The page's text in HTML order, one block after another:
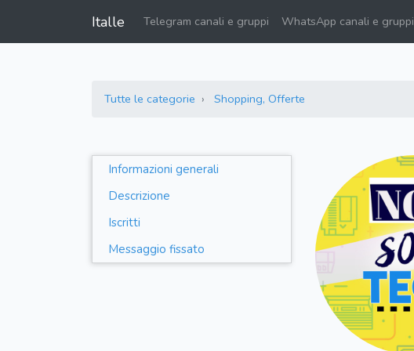
Italle Telegram canali e gruppi WhatsApp canali e gruppi
Tutte le categorie Shopping, Offerte
Informazioni generali
Descrizione
Iscritti
Messaggio fissato